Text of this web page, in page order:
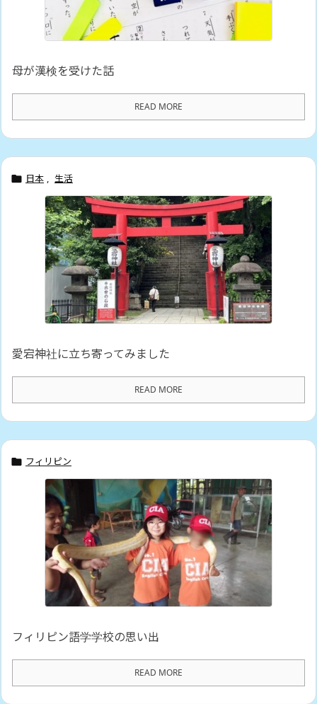
母が漢検を受けた話
READ MORE
 日本 生活
愛宕神社に立ち寄ってみました
READ MORE
 フィリピン
フィリピン語学学校の思い出
READ MORE